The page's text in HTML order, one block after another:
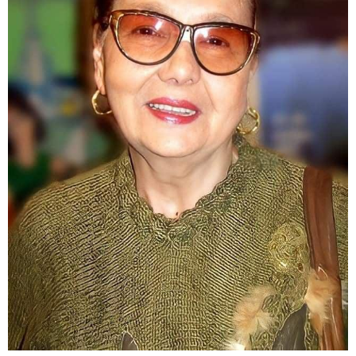
პოლიციამ ,,გლოვოს” კურიერზე
თავდასხმის ბრალდებით 3 პირი,
მათ შორის 2 არასრულწლოვანი
დააკავა - შსს ინფორმაციას
ავრცელებს
"ეს ის ადგილია, საიდანაც
გუშინდელი ვიდეო ვირუსულად
გავრცელდა.... დანარჩენი თქვენ
განსაჯეთ, რამდენად
შესაძლებელია აქ ადამიანის
გადავარდნა" - რა კადრებს
აქვეყნებს კობა ახალაძე
მლეთიდან, სადაც 12 წლის წინ
გურამ დადიანიძე გაუჩინარდა?
პოლიტიკა